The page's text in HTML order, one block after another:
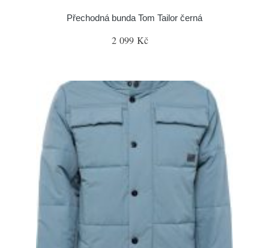
Přechodná bunda Tom Tailor černá
2 099 Kč